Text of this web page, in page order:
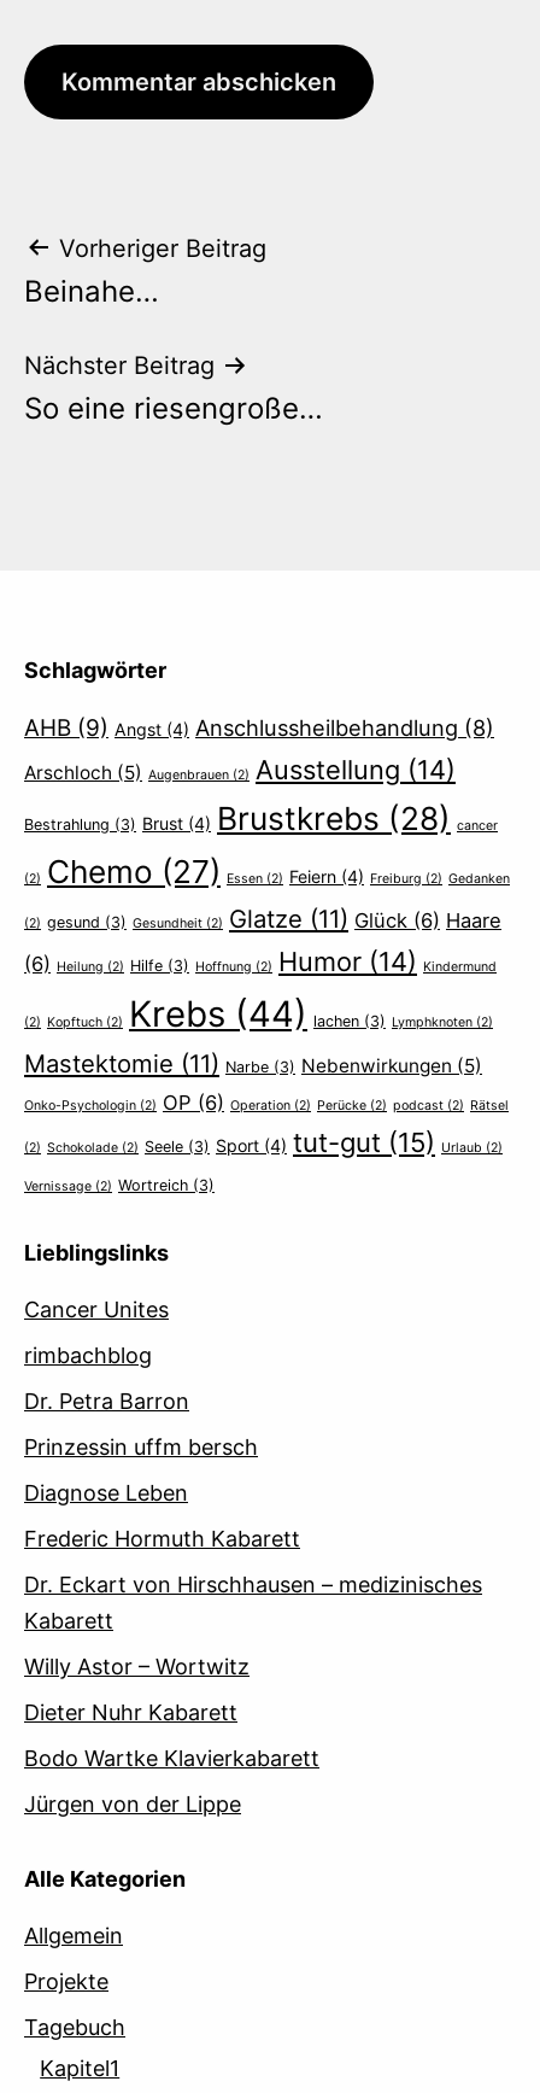
Beitrags-
Navigation
Vorheriger Beitrag
Beinahe…
Nächster Beitrag
So eine riesengroße…
Schlagwörter
AHB (9) Angst (4) Anschlussheilbehandlung (8)
Arschloch (5) Augenbrauen (2) Ausstellung (14)
Bestrahlung (3) Brust (4) Brustkrebs (28) cancer
(2) Chemo (27) Essen (2) Feiern (4) Freiburg (2) Gedanken
(2) gesund (3) Gesundheit (2) Glatze (11) Glück (6) Haare
(6) Heilung (2) Hilfe (3) Hoffnung (2) Humor (14) Kindermund
(2) Kopftuch (2) Krebs (44) lachen (3) Lymphknoten (2)
Mastektomie (11) Narbe (3) Nebenwirkungen (5)
Onko-Psychologin (2) OP (6) Operation (2) Perücke (2) podcast (2) Rätsel
(2) Schokolade (2) Seele (3) Sport (4) tut-gut (15) Urlaub (2)
Vernissage (2) Wortreich (3)
Lieblingslinks
Cancer Unites
rimbachblog
Dr. Petra Barron
Prinzessin uffm bersch
Diagnose Leben
Frederic Hormuth Kabarett
Dr. Eckart von Hirschhausen – medizinisches
Kabarett
Willy Astor – Wortwitz
Dieter Nuhr Kabarett
Bodo Wartke Klavierkabarett
Jürgen von der Lippe
Alle Kategorien
Allgemein
Projekte
Tagebuch
Kapitel1